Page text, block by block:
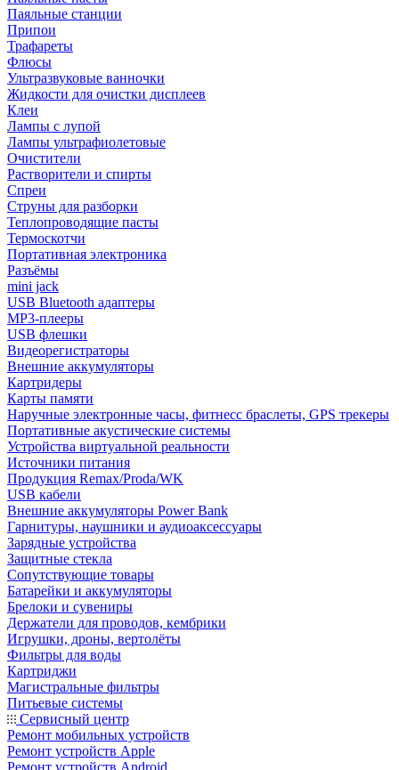
Паяльные станции
Припои
Трафареты
Флюсы
Ультразвуковые ванночки
Жидкости для очистки дисплеев
Клеи
Лампы с лупой
Лампы ультрафиолетовые
Очистители
Растворители и спирты
Спреи
Струны для разборки
Теплопроводящие пасты
Термоскотчи
Портативная электроника
Разъёмы
mini jack
USB Bluetooth адаптеры
MP3-плееры
USB флешки
Видеорегистраторы
Внешние аккумуляторы
Картридеры
Карты памяти
Наручные электронные часы, фитнесс браслеты, GPS трекеры
Портативные акустические системы
Устройства виртуальной реальности
Источники питания
Продукция Remax/Proda/WK
USB кабели
Внешние аккумуляторы Power Bank
Гарнитуры, наушники и аудиоаксессуары
Зарядные устройства
Защитные стекла
Сопутствующие товары
Батарейки и аккумуляторы
Брелоки и сувениры
Держатели для проводов, кембрики
Игрушки, дроны, вертолёты
Фильтры для воды
Картриджи
Магистральные фильтры
Питьевые системы
Сервисный центр
Ремонт мобильных устройств
Ремонт устройств Apple
Ремонт устройств Android